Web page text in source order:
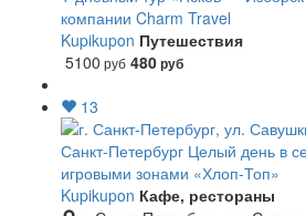
компании Charm Travel
Kupikupon Путешествия
5100 руб 480руб
13
Санкт-Петербург Целый день в
игровыми зонами «Хлоп-Топ»
Kupikupon Кафе, рестораны